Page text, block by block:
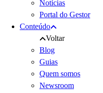
Notícias
Portal do Gestor
Conteúdo
Voltar
Blog
Guias
Quem somos
Newsroom